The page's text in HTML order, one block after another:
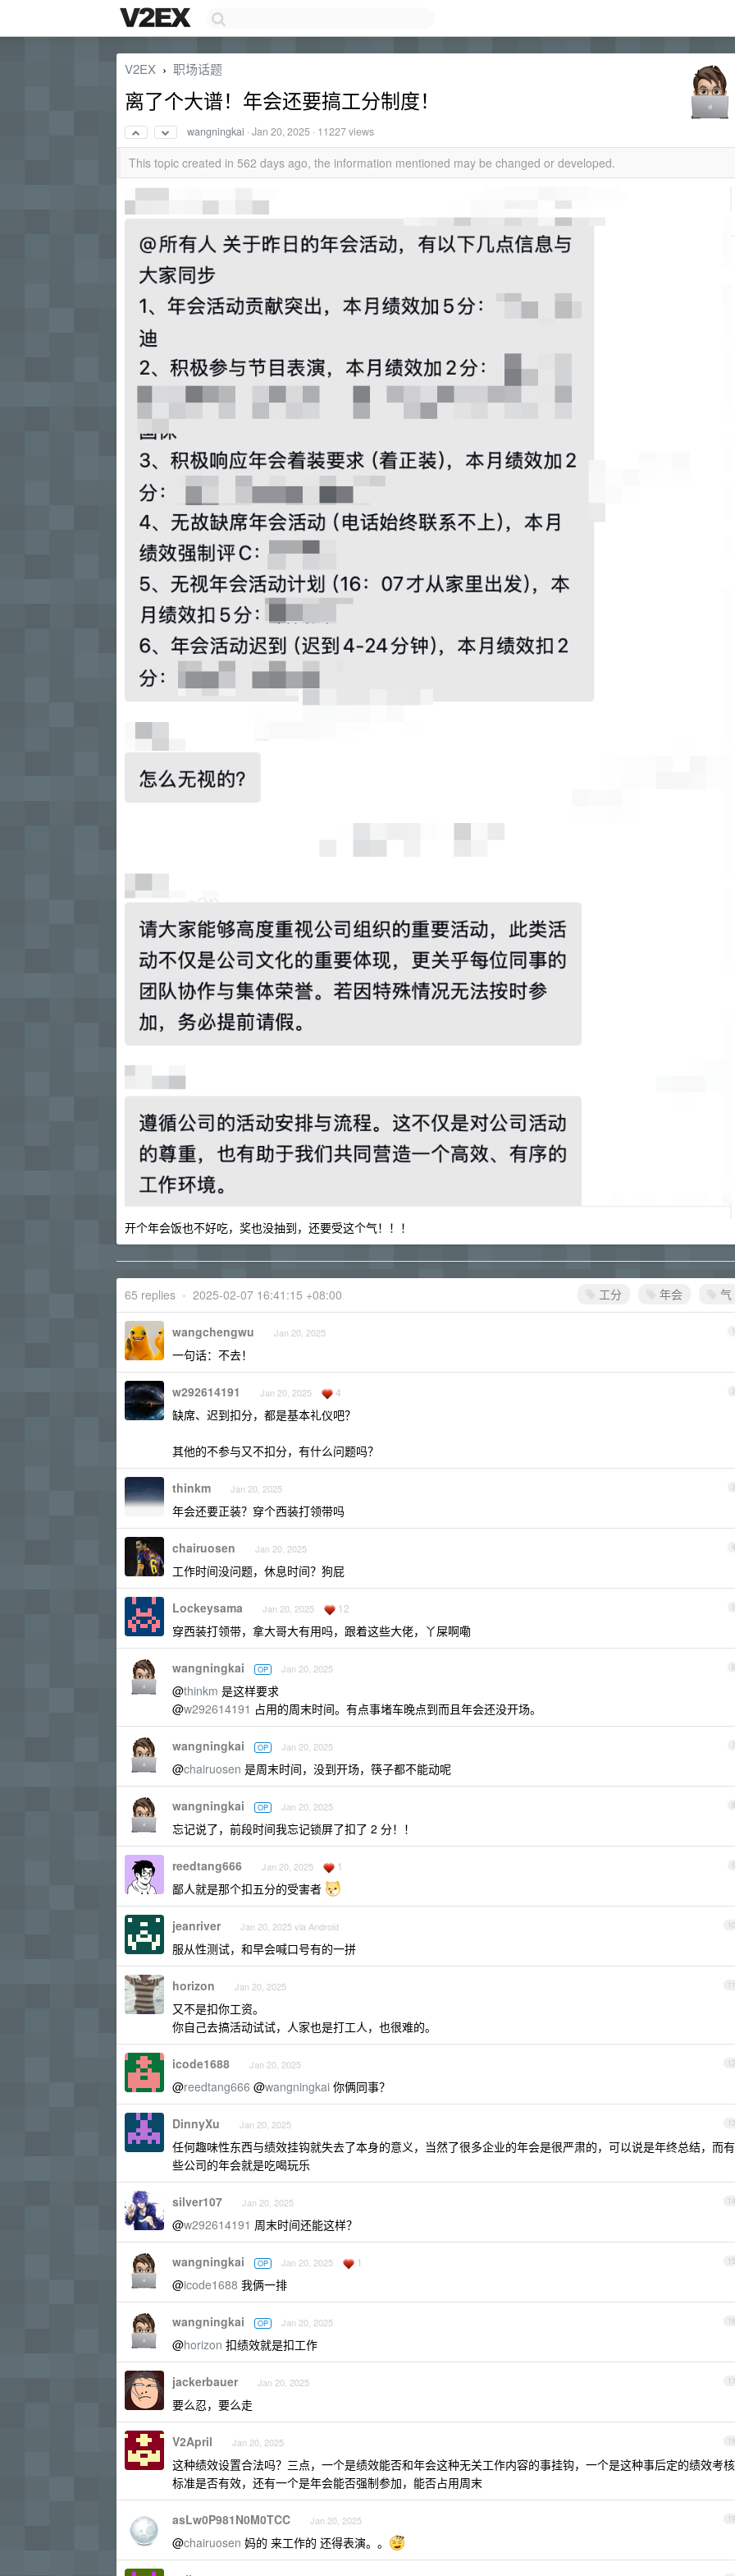
V2EX › 职场话题
离了个大谱！年会还要搞工分制度！
wangningkai ·Jan 20, 2025 · 11227 views
This topic created in 562 days ago, the information mentioned may be changed or developed.
开个年会饭也不好吃，奖也没抽到，还要受这个气！！！
工分 年会 气
65 replies • 2025-02-07 16:41:15 +08:00
1
wangchengwu Jan 20, 2025
一句话：不去！
2
w292614191 Jan 20, 2025 4
缺席、迟到扣分，都是基本礼仪吧？
其他的不参与又不扣分，有什么问题吗？
3
thinkm Jan 20, 2025
年会还要正装？穿个西装打领带吗
4
chairuosen Jan 20, 2025
工作时间没问题，休息时间？狗屁
5
Lockeysama Jan 20, 2025 12
穿西装打领带，拿大哥大有用吗，跟着这些大佬，丫屎啊嘞
6
wangningkai OP Jan 20, 2025
@thinkm 是这样要求
@w292614191 占用的周末时间。有点事堵车晚点到而且年会还没开场。
7
wangningkai OP Jan 20, 2025
@chairuosen 是周末时间，没到开场，筷子都不能动呢
8
wangningkai OP Jan 20, 2025
忘记说了，前段时间我忘记锁屏了扣了 2 分！！
9
reedtang666 Jan 20, 2025 1
鄙人就是那个扣五分的受害者
10
jeanriver Jan 20, 2025 via Android
服从性测试，和早会喊口号有的一拼
11
horizon Jan 20, 2025
又不是扣你工资。
你自己去搞活动试试，人家也是打工人，也很难的。
12
icode1688 Jan 20, 2025
@reedtang666 @wangningkai 你俩同事？
13
DinnyXu Jan 20, 2025
任何趣味性东西与绩效挂钩就失去了本身的意义，当然了很多企业的年会是很严肃的，可以说是年终总结，而有
些公司的年会就是吃喝玩乐
14
silver107 Jan 20, 2025
@w292614191 周末时间还能这样？
15
wangningkai OP Jan 20, 2025 1
@icode1688 我俩一排
16
wangningkai OP Jan 20, 2025
@horizon 扣绩效就是扣工作
17
jackerbauer Jan 20, 2025
要么忍，要么走
18
V2April Jan 20, 2025
这种绩效设置合法吗？三点，一个是绩效能否和年会这种无关工作内容的事挂钩，一个是这种事后定的绩效考核
标准是否有效，还有一个是年会能否强制参加，能否占用周末
19
asLw0P981N0M0TCC Jan 20, 2025
@chairuosen 妈的 来工作的 还得表演。。